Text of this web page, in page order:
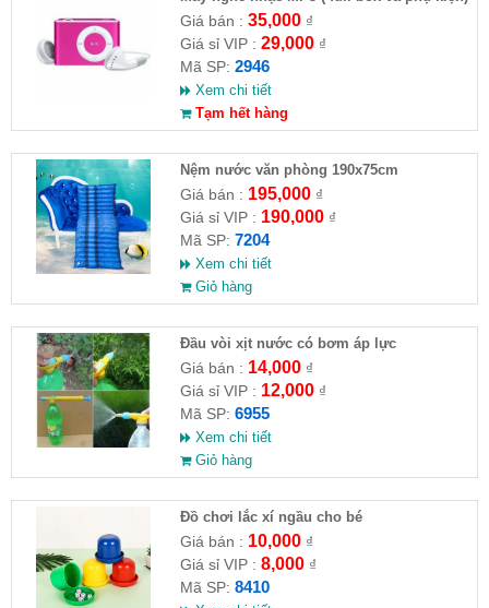
Giá bán : 35,000₫
Giá sỉ VIP : 29,000₫
Mã SP: 2946
Xem chi tiết
Tạm hết hàng
Nệm nước văn phòng 190x75cm
Giá bán : 195,000₫
Giá sỉ VIP : 190,000₫
Mã SP: 7204
Xem chi tiết
Giỏ hàng
Đầu vòi xịt nước có bơm áp lực
Giá bán : 14,000₫
Giá sỉ VIP : 12,000₫
Mã SP: 6955
Xem chi tiết
Giỏ hàng
Đồ chơi lắc xí ngầu cho bé
Giá bán : 10,000₫
Giá sỉ VIP : 8,000₫
Mã SP: 8410